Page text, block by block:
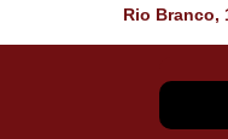
Rio Branco,